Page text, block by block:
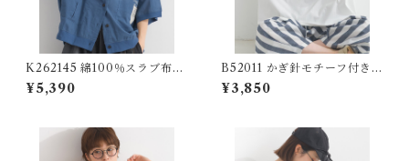
K262145 綿100％スラブ布帛
オープンカラーワークシャツ /
Cotton Slub Open-Collar
¥5,390
B52011 かぎ針モチーフ付きデ
ザインTシャツ 【redesigne
d】
¥3,850